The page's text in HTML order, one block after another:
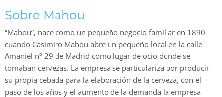
Sobre Mahou
“Mahou”, nace como un pequeño negocio familiar en 1890
cuando Casimiro Mahou abre un pequeño local en la calle
Amaniel nº 29 de Madrid como lugar de ocio donde se
tomaban cervezas. La empresa se particulariza por producir
su propia cebada para la elaboración de la cerveza, con el
paso de los años y el aumento de la demanda la empresa